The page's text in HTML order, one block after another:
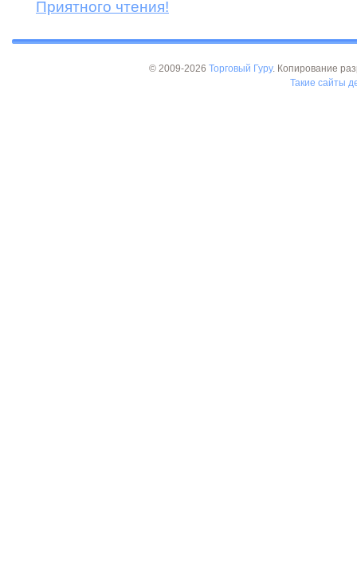
Приятного чтения!
© 2009-2026 Торговый Гуру. Копирование
Такие сайты